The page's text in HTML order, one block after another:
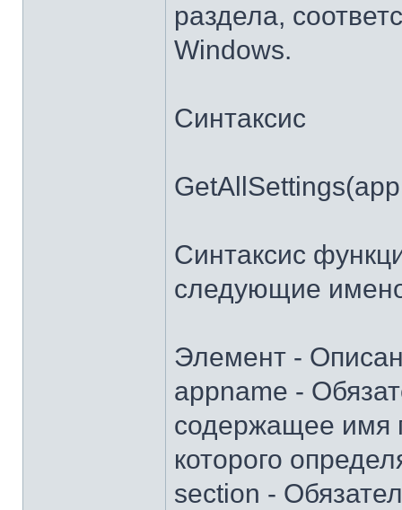
раздела,
Windows.
Синтаксис
Синтаксис
следующие
Элемент -
appname -
содержащее имя
которого
section -